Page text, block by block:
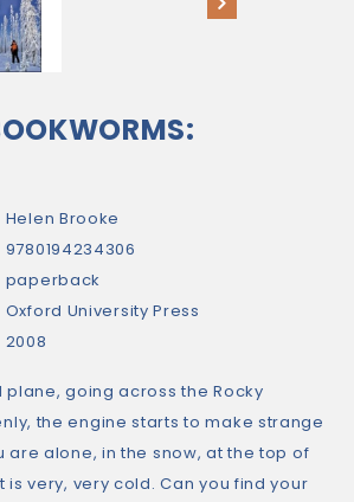
Helen Brooke
9780194234306
paperback
Oxford University Press
2008
plane, going across the Rocky
the engine starts to make strange
are alone, in the snow, at the top of
is very, very cold. Can you find your